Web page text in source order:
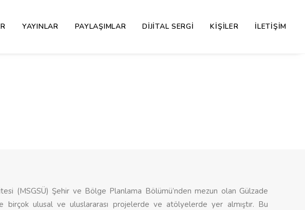
YAYINLAR PAYLAŞIMLAR DIJITAL SERGI KIŞILER İLETIŞIM
(MSGSÜ) Şehir ve Bölge Planlama Bölümü’nden mezun olan Gülzade
birçok ulusal ve uluslararası projelerde ve atölyelerde yer almıştır. Bu